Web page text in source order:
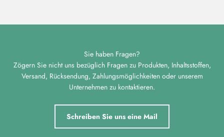
Sie haben Fragen?
Zögern Sie nicht uns bezüglich Fragen zu Produkten, Inhaltsstoffen,
Versand, Rücksendung, Zahlungsmöglichkeiten oder unserem
Unternehmen zu kontaktieren.
Schreiben Sie uns eine Mail